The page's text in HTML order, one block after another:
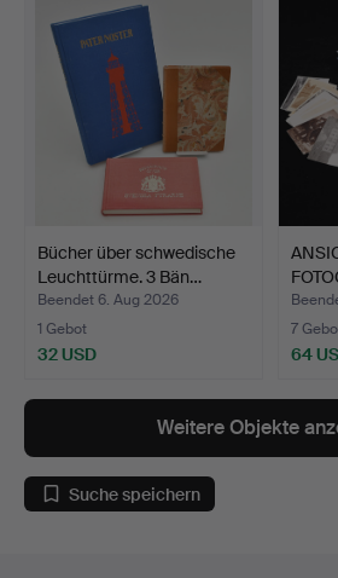
Bücher über schwedische
Leuchttürme. 3 Bän…
Beendet 6. Aug 2026
1 Gebot
32 USD
St…
7
64
Weitere Objekte
Suche speichern